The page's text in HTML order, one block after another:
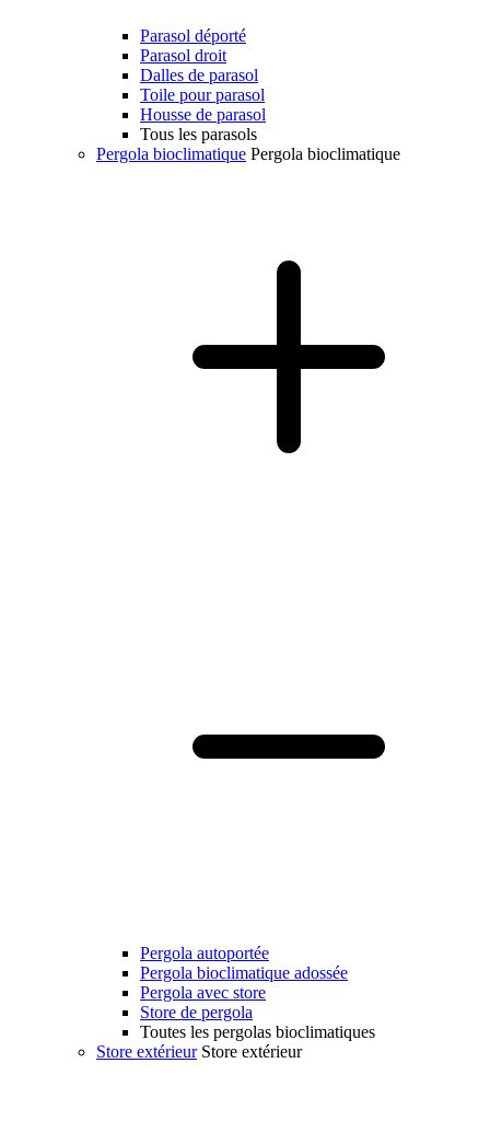
Parasol déporté
Parasol droit
Dalles de parasol
Toile pour parasol
Housse de parasol
Tous les parasols
Pergola bioclimatique Pergola bioclimatique
Pergola autoportée
Pergola bioclimatique adossée
Pergola avec store
Store de pergola
Toutes les pergolas bioclimatiques
Store extérieur Store extérieur